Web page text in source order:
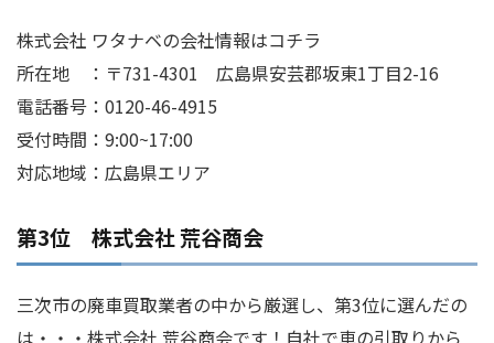
株式会社 ワタナベの会社情報はコチラ
所在地 ：〒731-4301 広島県安芸郡坂東1丁目2-16
電話番号：0120-46-4915
受付時間：9:00~17:00
対応地域：広島県エリア
第3位 株式会社 荒谷商会
三次市の廃車買取業者の中から厳選し、第3位に選んだの